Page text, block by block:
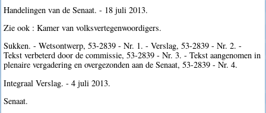
Handelingen van de Senaat. - 18 juli 2013.
Zie ook : Kamer van volksvertegenwoordigers.
Sukken. - Wetsontwerp, 53-2839 - Nr. 1. - Verslag, 53-2839 - Nr. 2. -
Tekst verbeterd door de commissie, 53-2839 - Nr. 3. - Tekst aangenomen in
plenaire vergadering en overgezonden aan de Senaat, 53-2839 - Nr. 4.
Integraal Verslag. - 4 juli 2013.
Senaat.